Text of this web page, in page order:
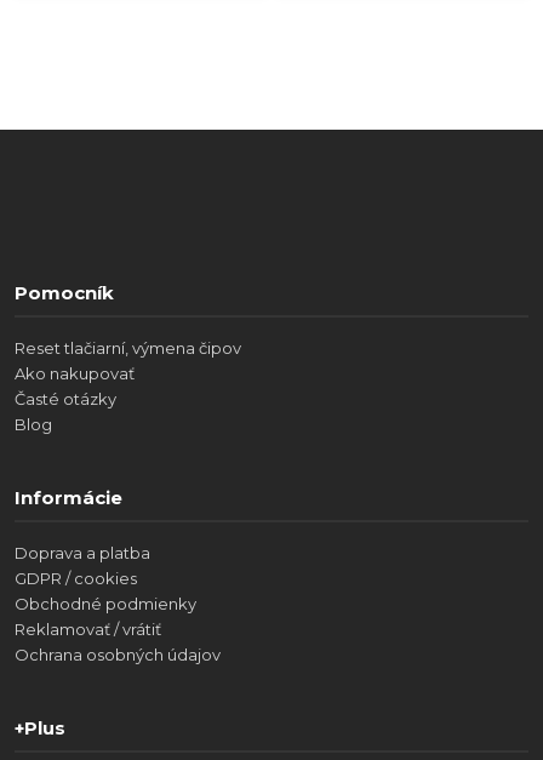
Pomocník
Reset tlačiarní, výmena čipov
Ako nakupovať
Časté otázky
Blog
Informácie
Doprava a platba
GDPR / cookies
Obchodné podmienky
Reklamovať / vrátiť
Ochrana osobných údajov
+Plus